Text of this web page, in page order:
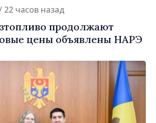
/ 22 часов назад
продолжают
цены объявлены НАРЭ